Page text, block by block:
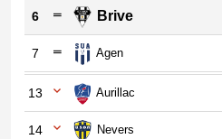
6 Brive
7 Agen
13 Aurillac
14 Nevers